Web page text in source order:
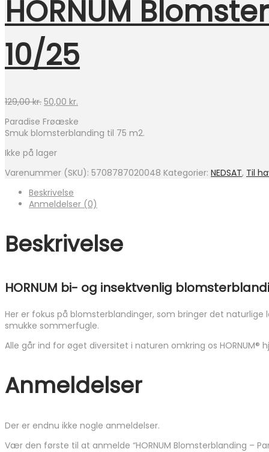
HORNUM
10/25
129,00kr. Den
pris
var:
50,00 kr.
pris
er:
Paradise Frøæske
Smuk blomsterblanding til 75 m2.
Ikke på lager
Varenummer (SKU): 5708787020048 Kategorier: NEDSAT, Til
Beskrivelse
Anmeldelser (0)
Beskrivelse
HORNUM bi- og insektvenlig
Her er fokus på blomsterblandinger, som bringer det
smukke sommerfugle.
Alle går ind for øget diversitet i naturen omkring os HORNUM®
Anmeldelser
Der er endnu ikke nogle anmeldelser.
Vær den første til at anmelde “HORNUM Blomsterblanding –